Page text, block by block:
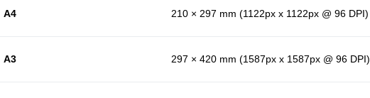
A4 210 × 297 mm (1122px x 1122px @ 96 DPI)
A3 297 × 420 mm (1587px x 1587px @ 96 DPI)